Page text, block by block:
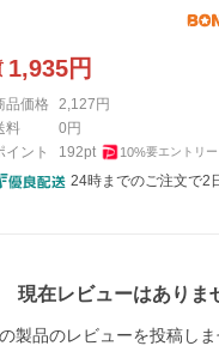
1,935円
品価格 2,127円
料
0円
イント
192pt 10%要エントリー
24時までのご注文で2
現在レビューはありま
製品のレビューを投稿しま